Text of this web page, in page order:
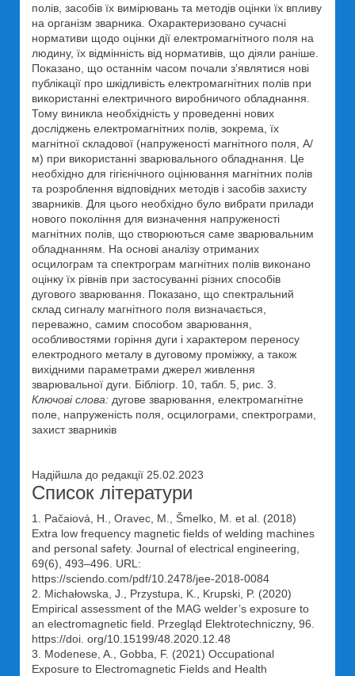
полів, засобів їх вимірювань та методів оцінки їх впливу
на організм зварника. Охарактеризовано сучасні
нормативи щодо оцінки дії електромагнітного поля на
людину, їх відмінність від нормативів, що діяли раніше.
Показано, що останнім часом почали зʼявлятися нові
публікації про шкідливість електромагнітних полів при
використанні електричного виробничого обладнання.
Тому виникла необхідність у проведенні нових
досліджень електромагнітних полів, зокрема, їх
магнітної складової (напруженості магнітного поля, А/
м) при використанні зварювального обладнання. Це
необхідно для гігієнічного оцінювання магнітних полів
та розроблення відповідних методів і засобів захисту
зварників. Для цього необхідно було вибрати прилади
нового покоління для визначення напруженості
магнітних полів, що створюються саме зварювальним
обладнанням. На основі аналізу отриманих
осцилограм та спектрограм магнітних полів виконано
оцінку їх рівнів при застосуванні різних способів
дугового зварювання. Показано, що спектральний
склад сигналу магнітного поля визначається,
переважно, самим способом зварювання,
особливостями горіння дуги і характером переносу
електродного металу в дуговому проміжку, а також
вихідними параметрами джерел живлення
зварювальної дуги. Бібліогр. 10, табл. 5, рис. 3.
Ключові слова: дугове зварювання, електромагнітне
поле, напруженість поля, осцилограми, спектрограми,
захист зварників
Надійшла до редакції 25.02.2023
Список літератури
1. Pačaiová, H., Oravec, M., Šmelko, M. et al. (2018)
Extra low frequency magnetic fields of welding machines
and personal safety. Journal of electrical engineering,
69(6), 493–496. URL:
https://sciendo.com/pdf/10.2478/jee-2018-0084
2. Michałowska, J., Przystupa, K., Krupski, P. (2020)
Empirical assessment of the MAG welder’s exposure to
an electromagnetic field. Przegląd Elektrotechniczny, 96.
https://doi. org/10.15199/48.2020.12.48
3. Modenese, A., Gobba, F. (2021) Occupational
Exposure to Electromagnetic Fields and Health